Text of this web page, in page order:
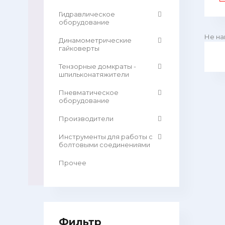
Не
Гидравлическое
оборудование
Динамометрические
гайковерты
Тензорные домкраты -
шпильконатяжители
Пневматическое
оборудование
Производители
Инструменты для работы с
болтовыми соединениями
Прочее
Фильтр